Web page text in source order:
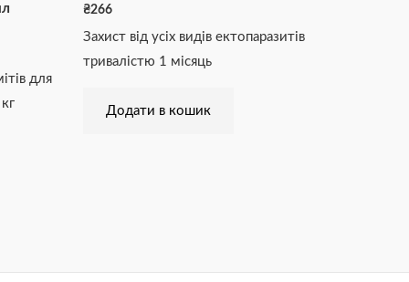
для
₴266
Захист від усіх видів ектопаразитів
тривалістю 1 місяць
Додати в кошик